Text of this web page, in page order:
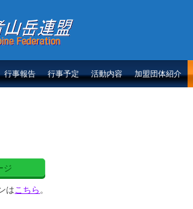
岳連盟
行事報告 行事予定 活動内容 加盟団体紹介
ジ
はこちら。